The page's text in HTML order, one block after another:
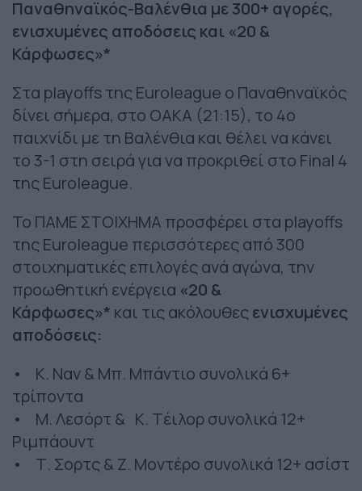
Παναθηναϊκός-Βαλένθια με 300+ αγορές,
ενισχυμένες αποδόσεις και «20 &
Κάρφωσες»*
Στα playoffs της Euroleague ο Παναθηναϊκός
δίνει σήμερα, στο ΟΑΚΑ (21:15), το 4ο
παιχνίδι με τη Βαλένθια και θέλει να κάνει
το 3-1 στη σειρά για να προκριθεί στο Final 4
της Euroleague.
Το ΠΑΜΕ ΣΤΟΙΧΗΜΑ προσφέρει στα playoffs
της Euroleague περισσότερες από 300
στοιχηματικές επιλογές ανά αγώνα, την
προωθητική ενέργεια «20 &
Κάρφωσες»* και τις ακόλουθεςενισχυμένες
αποδόσεις:
• K. Ναν & Mπ. Μπάντιο συνολικά 6+
τρίποντα
• M. Λεσόρτ & Κ. Tέιλορ συνολικά 12+
Ριμπάουντ
• Τ. Σορτς & Ζ. Μοντέρο συνολικά 12+ ασίστ